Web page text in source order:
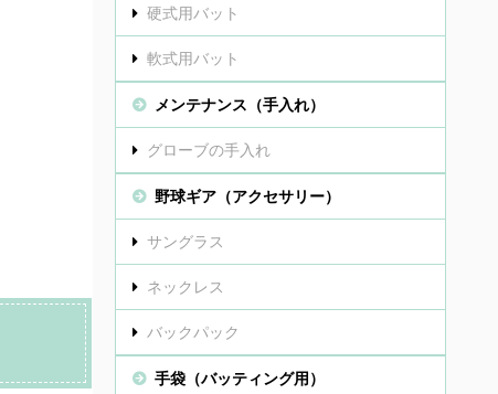
硬式用バット
軟式用バット
メンテナンス（手入れ）
グローブの手入れ
野球ギア（アクセサリー）
サングラス
ネックレス
バックパック
手袋（バッティング用）